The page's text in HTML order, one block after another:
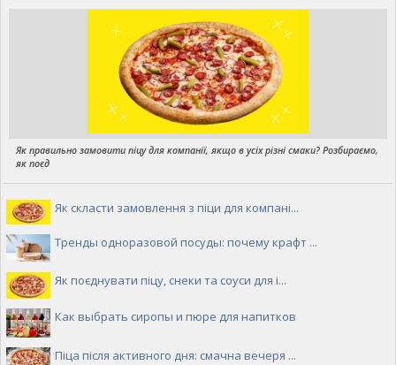
Як правильно замовити піцу для компанії, якщо в усіх різні смаки? Розбираємо,
як поєд
Як скласти замовлення з піци для компані...
Тренды одноразовой посуды: почему крафт ...
Як поєднувати піцу, снеки та соуси для і...
Как выбрать сиропы и пюре для напитков
Піца після активного дня: смачна вечеря ...